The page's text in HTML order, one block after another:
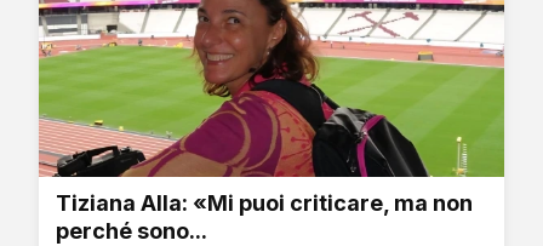
Tiziana Alla: «Mi puoi criticare, ma non
perché sono...